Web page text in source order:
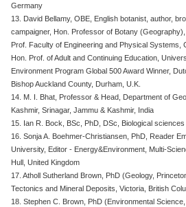
Germany
13. David Bellamy, OBE, English botanist, author,
campaigner, Hon. Professor of Botany
Prof. Faculty of Engineering and Physical Systems,
Hon. Prof. of Adult and Continuing Education,
Environment Program Global 500 Award Winner,
Bishop Auckland County, Durham, U.K.
14. M. I. Bhat, Professor & Head, Department of
Kashmir, Srinagar, Jammu & Kashmir, India
15. Ian R. Bock, BSc, PhD, DSc, Biological
16. Sonja A. Boehmer-Christiansen, PhD, Reader
University, Editor - Energy&Environment, Multi-
Hull, United Kingdom
17. Atholl Sutherland Brown, PhD (Geology,
Tectonics and Mineral Deposits, Victoria, British
18. Stephen C. Brown, PhD (Environmental